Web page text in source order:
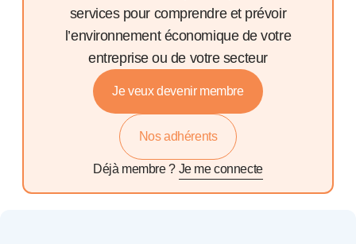
services pour comprendre et prévoir
l’environnement économique de votre
entreprise ou de votre secteur
Je veux devenir membre
Nos adhérents
Déjà membre ? Je me connecte